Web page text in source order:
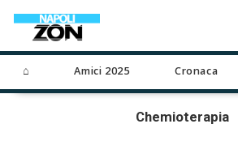
⌂ Amici 2025 Cronaca
Chemioterapia